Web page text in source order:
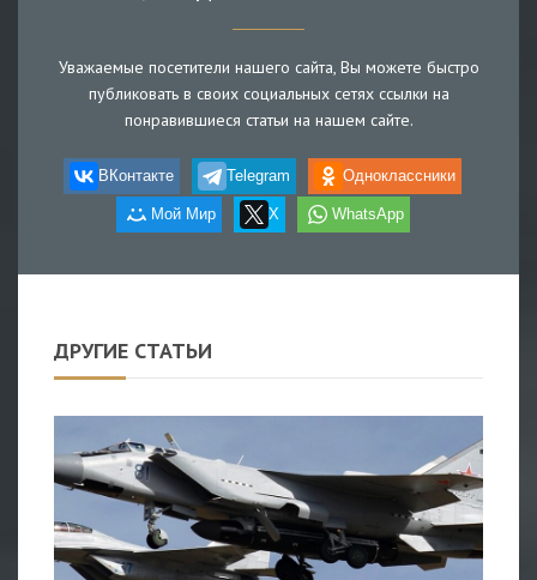
Уважаемые посетители нашего сайта, Вы можете быстро
публиковать в своих социальных сетях ссылки на
понравившиеся статьи на нашем сайте.
ВКонтакте Telegram Одноклассники
Мой Мир X WhatsApp
ДРУГИЕ СТАТЬИ